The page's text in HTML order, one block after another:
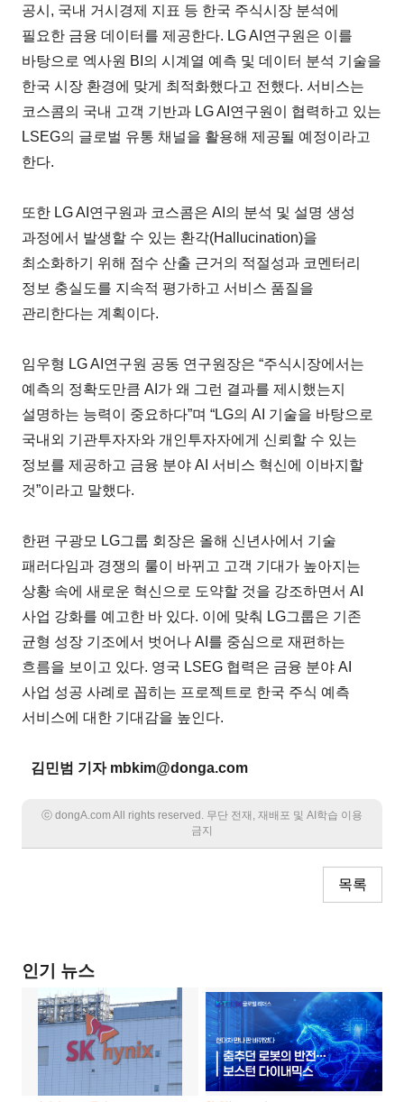
공시, 국내 거시경제 지표 등 한국 주식시장 분석에
필요한 금융 데이터를 제공한다. LG AI연구원은 이를
바탕으로 엑사원 BI의 시계열 예측 및 데이터 분석 기술을
한국 시장 환경에 맞게 최적화했다고 전했다. 서비스는
코스콤의 국내 고객 기반과 LG AI연구원이 협력하고 있는
LSEG의 글로벌 유통 채널을 활용해 제공될 예정이라고
한다.
또한 LG AI연구원과 코스콤은 AI의 분석 및 설명 생성
과정에서 발생할 수 있는 환각(Hallucination)을
최소화하기 위해 점수 산출 근거의 적절성과 코멘터리
정보 충실도를 지속적 평가하고 서비스 품질을
관리한다는 계획이다.
임우형 LG AI연구원 공동 연구원장은 “주식시장에서는
예측의 정확도만큼 AI가 왜 그런 결과를 제시했는지
설명하는 능력이 중요하다”며 “LG의 AI 기술을 바탕으로
국내외 기관투자자와 개인투자자에게 신뢰할 수 있는
정보를 제공하고 금융 분야 AI 서비스 혁신에 이바지할
것”이라고 말했다.
한편 구광모 LG그룹 회장은 올해 신년사에서 기술
패러다임과 경쟁의 룰이 바뀌고 고객 기대가 높아지는
상황 속에 새로운 혁신으로 도약할 것을 강조하면서 AI
사업 강화를 예고한 바 있다. 이에 맞춰 LG그룹은 기존
균형 성장 기조에서 벗어나 AI를 중심으로 재편하는
흐름을 보이고 있다. 영국 LSEG 협력은 금융 분야 AI
사업 성공 사례로 꼽히는 프로젝트로 한국 주식 예측
서비스에 대한 기대감을 높인다.
김민범 기자 mbkim@donga.com
ⓒ dongA.com All rights reserved. 무단 전재, 재배포 및 AI학습 이용
금지
목록
인기 뉴스